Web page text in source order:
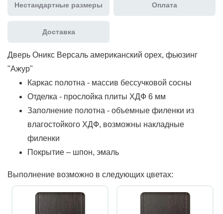
Нестандартные размеры Оплата
Доставка
Дверь Оникс Версаль американский орех, фьюзинг
"Ажур"
Каркас полотна - массив бессучковой сосны
Отделка - прослойка плиты ХДФ 6 мм
Заполнение полотна - объемные филенки из
влагостойкого ХДФ, возможны накладные
филенки
Покрытие – шпон, эмаль
Выполнение возможно в следующих цветах: